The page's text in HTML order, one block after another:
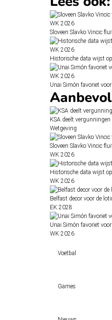
WK 2026
Sloveen Slavko Vincic
WK 2026
Historische data wijst
WK 2026
Unai Simón favoriet
KSA deelt
Wetgeving
Sloveen Slavko Vincic
WK 2026
Historische data wijst
WK 2026
Belfast decor voor de
EK 2028
Unai Simón favoriet
WK 2026
Voetbal
Wedtips
Clubs
Games